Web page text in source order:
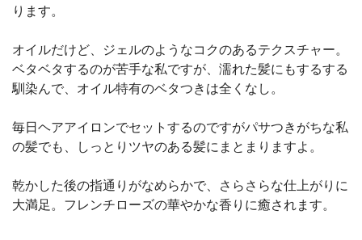
ります。
オイルだけど、ジェルのようなコクのあるテクスチャー。
ベタベタするのが苦手な私ですが、濡れた髪にもするする
馴染んで、オイル特有のベタつきは全くなし。
毎日ヘアアイロンでセットするのですがパサつきがちな私
の髪でも、しっとりツヤのある髪にまとまりますよ。
乾かした後の指通りがなめらかで、さらさらな仕上がりに
大満足。フレンチローズの華やかな香りに癒されます。